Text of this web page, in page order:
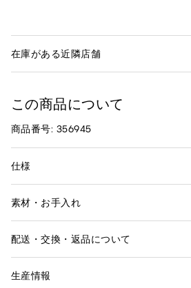
在庫がある近隣店舗
この商品について
商品番号: 356945
仕様
素材・お手入れ
配送・交換・返品について
生産情報